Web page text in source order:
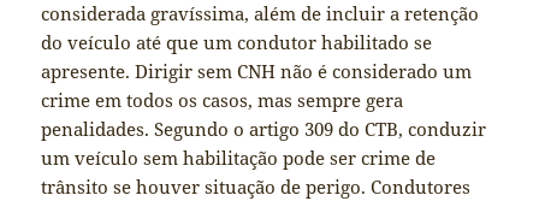
considerada gravíssima, além de incluir a retenção
do veículo até que um condutor habilitado se
apresente. Dirigir sem CNH não é considerado um
crime em todos os casos, mas sempre gera
penalidades. Segundo o artigo 309 do CTB, conduzir
um veículo sem habilitação pode ser crime de
trânsito se houver situação de perigo. Condutores